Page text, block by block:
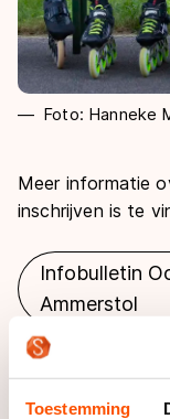
Toestemming
Foto: Hanneke
Meer informatie
inschrijven is te
Infobulletin
Ammerstol
Informatie